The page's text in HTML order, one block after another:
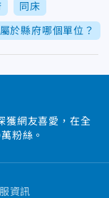
同床
於縣府哪個單位？
獲網友喜愛，在全
粉絲。
資訊